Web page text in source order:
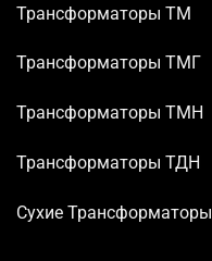
Трансформаторы TM
Трансформаторы ТМГ
Трансформаторы ТМН
Трансформаторы ТДН
Сухие Трансформаторы